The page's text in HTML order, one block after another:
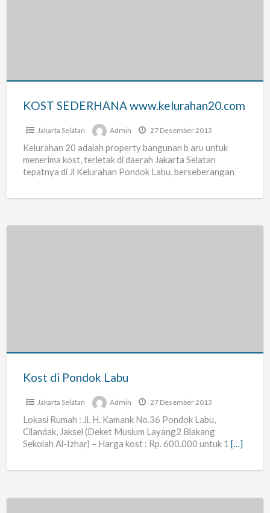
KOST SEDERHANA www.kelurahan20.com
Jakarta Selatan Admin 27 Desember 2013
Kelurahan 20 adalah property bangunan b aru untuk
menerima kost, terletak di daerah Jakarta Selatan
tepatnya di Jl Kelurahan Pondok Labu, berseberangan
Kost di Pondok Labu
Jakarta Selatan Admin 27 Desember 2013
Lokasi Rumah : Jl. H. Kamank No.36 Pondok Labu,
Cilandak, Jaksel (Deket Musium Layang2 Blakang
Sekolah Al-Izhar) – Harga kost : Rp. 600.000 untuk 1 […]